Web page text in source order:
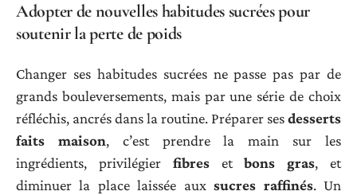
Adopter de nouvelles habitudes sucrées pour
soutenir la perte de poids
Changer ses habitudes sucrées ne passe pas par de
grands bouleversements, mais par une série de choix
réfléchis, ancrés dans la routine. Préparer sesdesserts
faits maison, c’est prendre la main sur les
ingrédients, privilégier fibresetbons gras, et
diminuer la place laissée auxsucres raffinés. Un